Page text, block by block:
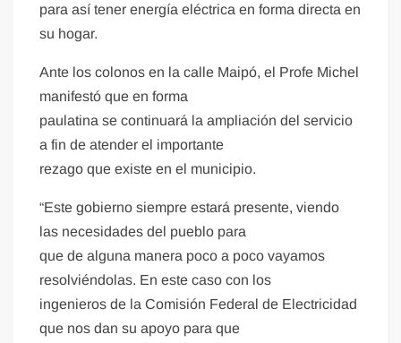
para así tener energía eléctrica en forma directa en
su hogar.
Ante los colonos en la calle Maipó, el Profe Michel
manifestó que en forma
paulatina se continuará la ampliación del servicio
a fin de atender el importante
rezago que existe en el municipio.
“Este gobierno siempre estará presente, viendo
las necesidades del pueblo para
que de alguna manera poco a poco vayamos
resolviéndolas. En este caso con los
ingenieros de la Comisión Federal de Electricidad
que nos dan su apoyo para que